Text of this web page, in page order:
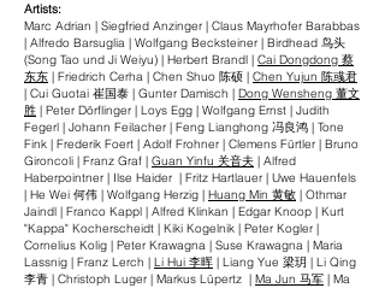
Artists:
Marc Adrian | Siegfried Anzinger | Claus Mayrhofer Barabbas
| Alfredo Barsuglia | Wolfgang Becksteiner | Birdhead 鸟头
(Song Tao und Ji Weiyu) | Herbert Brandl | Cai Dongdong 蔡
东东 | Friedrich Cerha | Chen Shuo 陈硕 | Chen Yujun 陈彧君
| Cui Guotai 崔国泰 | Gunter Damisch | Dong Wensheng 董文
胜 | Peter Dörflinger | Loys Egg | Wolfgang Ernst | Judith
Fegerl | Johann Feilacher | Feng Lianghong 冯良鸿 | Tone
Fink | Frederik Foert | Adolf Frohner | Clemens Fürtler | Bruno
Gironcoli | Franz Graf | Guan Yinfu 关音夫 | Alfred
Haberpointner | Ilse Haider | Fritz Hartlauer | Uwe Hauenfels
| He Wei 何伟 | Wolfgang Herzig | Huang Min 黄敏 | Othmar
Jaindl | Franco Kappl | Alfred Klinkan | Edgar Knoop | Kurt
"Kappa" Kocherscheidt | Kiki Kogelnik | Peter Kogler |
Cornelius Kolig | Peter Krawagna | Suse Krawagna | Maria
Lassnig | Franz Lerch | Li Hui 李晖 | Liang Yue 梁玥 | Li Qing
李青 | Christoph Luger | Markus Lüpertz | Ma Jun 马军 | Ma